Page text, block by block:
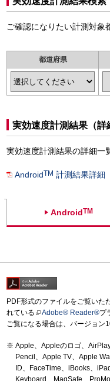
ご確認になりたい計測対象
都道府県
実効速度計測結果（詳
実効速度計測結果の詳細一
AndroidTM 計測結果詳細
AndroidTM
PDF形式のファイルをご覧いた
れている
Adobe® Reader®プ
ご覧になる場合は、バージョン
Apple、Appleのロゴ、
Pencil、Apple TV、Apple
ID、FaceTime、iBooks、